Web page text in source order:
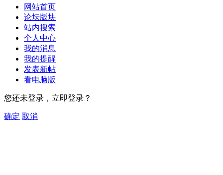
网站首页
论坛版块
站内搜索
个人中心
我的消息
我的提醒
发表新帖
看电脑版
您还未登录，立即登录？
确定 取消